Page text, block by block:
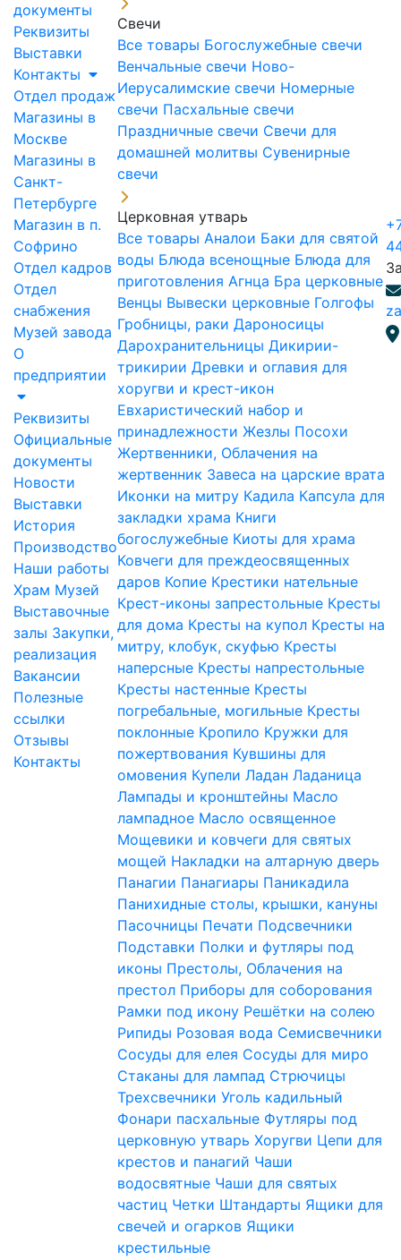
документы
Реквизиты
Выставки
Контакты
Отдел продаж
Магазины в
Москве
Магазины в
Санкт-
Петербурге
Магазин в п.
Софрино
Отдел кадров
Отдел
снабжения
Музей завода
О
предприятии
Реквизиты
Официальные
документы
Новости
Выставки
История
Производство
Наши работы
Храм Музей
Выставочные
залы Закупки,
реализация
Вакансии
Полезные
ссылки
Отзывы
Контакты
Свечи
Все товары Богослужебные свечи
Венчальные свечи Ново-
Иерусалимские свечи Номерные
свечи Пасхальные свечи
Праздничные свечи Свечи для
домашней молитвы Сувенирные
свечи
Церковная утварь
Все товары Аналои Баки для святой
воды Блюда всенощные Блюда для
приготовления Агнца Бра церковные
Венцы Вывески церковные Голгофы
Гробницы, раки Дароносицы
Дарохранительницы Дикирии-
трикирии Древки и оглавия для
хоругви и крест-икон
Евхаристический набор и
принадлежности Жезлы Посохи
Жертвенники, Облачения на
жертвенник Завеса на царские врата
Иконки на митру Кадила Капсула для
закладки храма Книги
богослужебные Киоты для храма
Ковчеги для преждеосвященных
даров Копие Крестики нательные
Крест-иконы запрестольные Кресты
для дома Кресты на купол Кресты на
митру, клобук, скуфью Кресты
наперсные Кресты напрестольные
Кресты настенные Кресты
погребальные, могильные Кресты
поклонные Кропило Кружки для
пожертвования Кувшины для
омовения Купели Ладан Ладаница
Лампады и кронштейны Масло
лампадное Масло освященное
Мощевики и ковчеги для святых
мощей Накладки на алтарную дверь
Панагии Панагиары Паникадила
Панихидные столы, крышки, кануны
Пасочницы Печати Подсвечники
Подставки Полки и футляры под
иконы Престолы, Облачения на
престол Приборы для соборования
Рамки под икону Решётки на солею
Рипиды Розовая вода Семисвечники
Сосуды для елея Сосуды для миро
Стаканы для лампад Стрючицы
Трехсвечники Уголь кадильный
Фонари пасхальные Футляры под
церковную утварь Хоругви Цепи для
крестов и панагий Чаши
водосвятные Чаши для святых
частиц Четки Штандарты Ящики для
свечей и огарков Ящики
крестильные